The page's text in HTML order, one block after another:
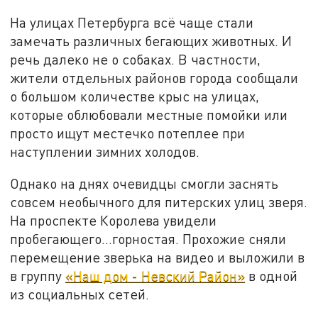
На улицах Петербурга всё чаще стали
замечать различных бегающих животных. И
речь далеко не о собаках. В частности,
жители отдельных районов города сообщали
о большом количестве крыс на улицах,
которые облюбовали местные помойки или
просто ищут местечко потеплее при
наступлении зимних холодов.
Однако на днях очевидцы смогли заснять
совсем необычного для питерских улиц зверя.
На проспекте Королева увидели
пробегающего...горностая. Прохожие сняли
перемещение зверька на видео и выложили в
в группу «Наш дом - Невский Район» в одной
из социальных сетей.